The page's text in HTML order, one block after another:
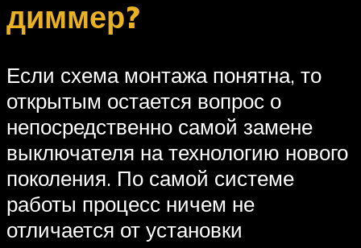
диммер?
Если схема монтажа понятна, то
открытым остается вопрос о
непосредственно самой замене
выключателя на технологию нового
поколения. По самой системе
работы процесс ничем не
отличается от установки